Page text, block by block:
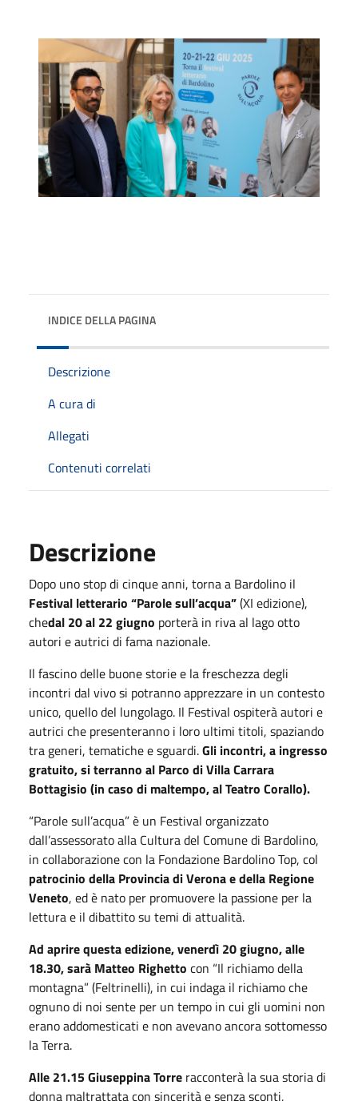
INDICE DELLA PAGINA
Descrizione
A cura di
Allegati
Contenuti correlati
Descrizione
Dopo uno stop di cinque anni, torna a Bardolino il
Festival letterario “Parole sull’acqua”(XI edizione),
chedal 20 al 22 giugno porterà in riva al lago otto
autori e autrici di fama nazionale.
Il fascino delle buone storie e la freschezza degli
incontri dal vivo si potranno apprezzare in un contesto
unico, quello del lungolago. Il Festival ospiterà autori e
autrici che presenteranno i loro ultimi titoli, spaziando
tra generi, tematiche e sguardi.Gli incontri, a ingresso
gratuito, si terranno al Parco di Villa Carrara
Bottagisio (in caso di maltempo, al Teatro Corallo).
“Parole sull’acqua” è un Festival organizzato
dall’assessorato alla Cultura del Comune di Bardolino,
in collaborazione con la Fondazione Bardolino Top, col
patrocinio della Provincia di Verona e della Regione
Veneto, ed è nato per promuovere la passione per la
lettura e il dibattito su temi di attualità.
Ad aprire questa edizione, venerdì 20 giugno, alle
18.30, sarà Matteo Righetto con “Il richiamo della
montagna” (Feltrinelli), in cui indaga il richiamo che
ognuno di noi sente per un tempo in cui gli uomini non
erano addomesticati e non avevano ancora sottomesso
la Terra.
Alle 21.15Giuseppina Torre racconterà la sua storia di
donna maltrattata con sincerità e senza sconti,